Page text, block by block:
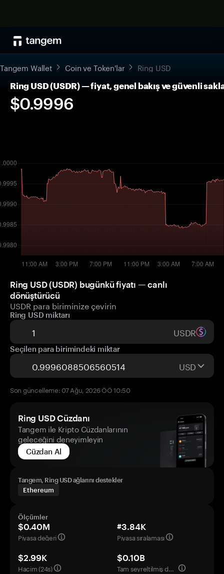
Tangem Wallet Coin ve Token'lar Ring USD
Ring USD (USDR) — fiyat, genel bakış ve güvenli
$0.9996
Ring USD (USDR) bugünkü fiyatı — canlı
dönüştürücü
USDR para biriminize çevirin
Ring USD miktarı
USDR
Seçilen para birimindeki miktar
USD
Son güncelleme: 07 Ağu, 2026 ÖÖ 10:50
Ring USD Cüzdanı
Tangem ile Kripto Cüzdanlarının
geleceğini deneyimleyin
Cüzdan Al
Tangem, Ring USD ağlarını destekler
Ethereum
Ölçümler
$0.40M
Piyasa değeri
#3.84K
Piyasa sıralaması
$2.99K
Hacim (24s)
$0.10B
Tam seyreltilmiş değerleme